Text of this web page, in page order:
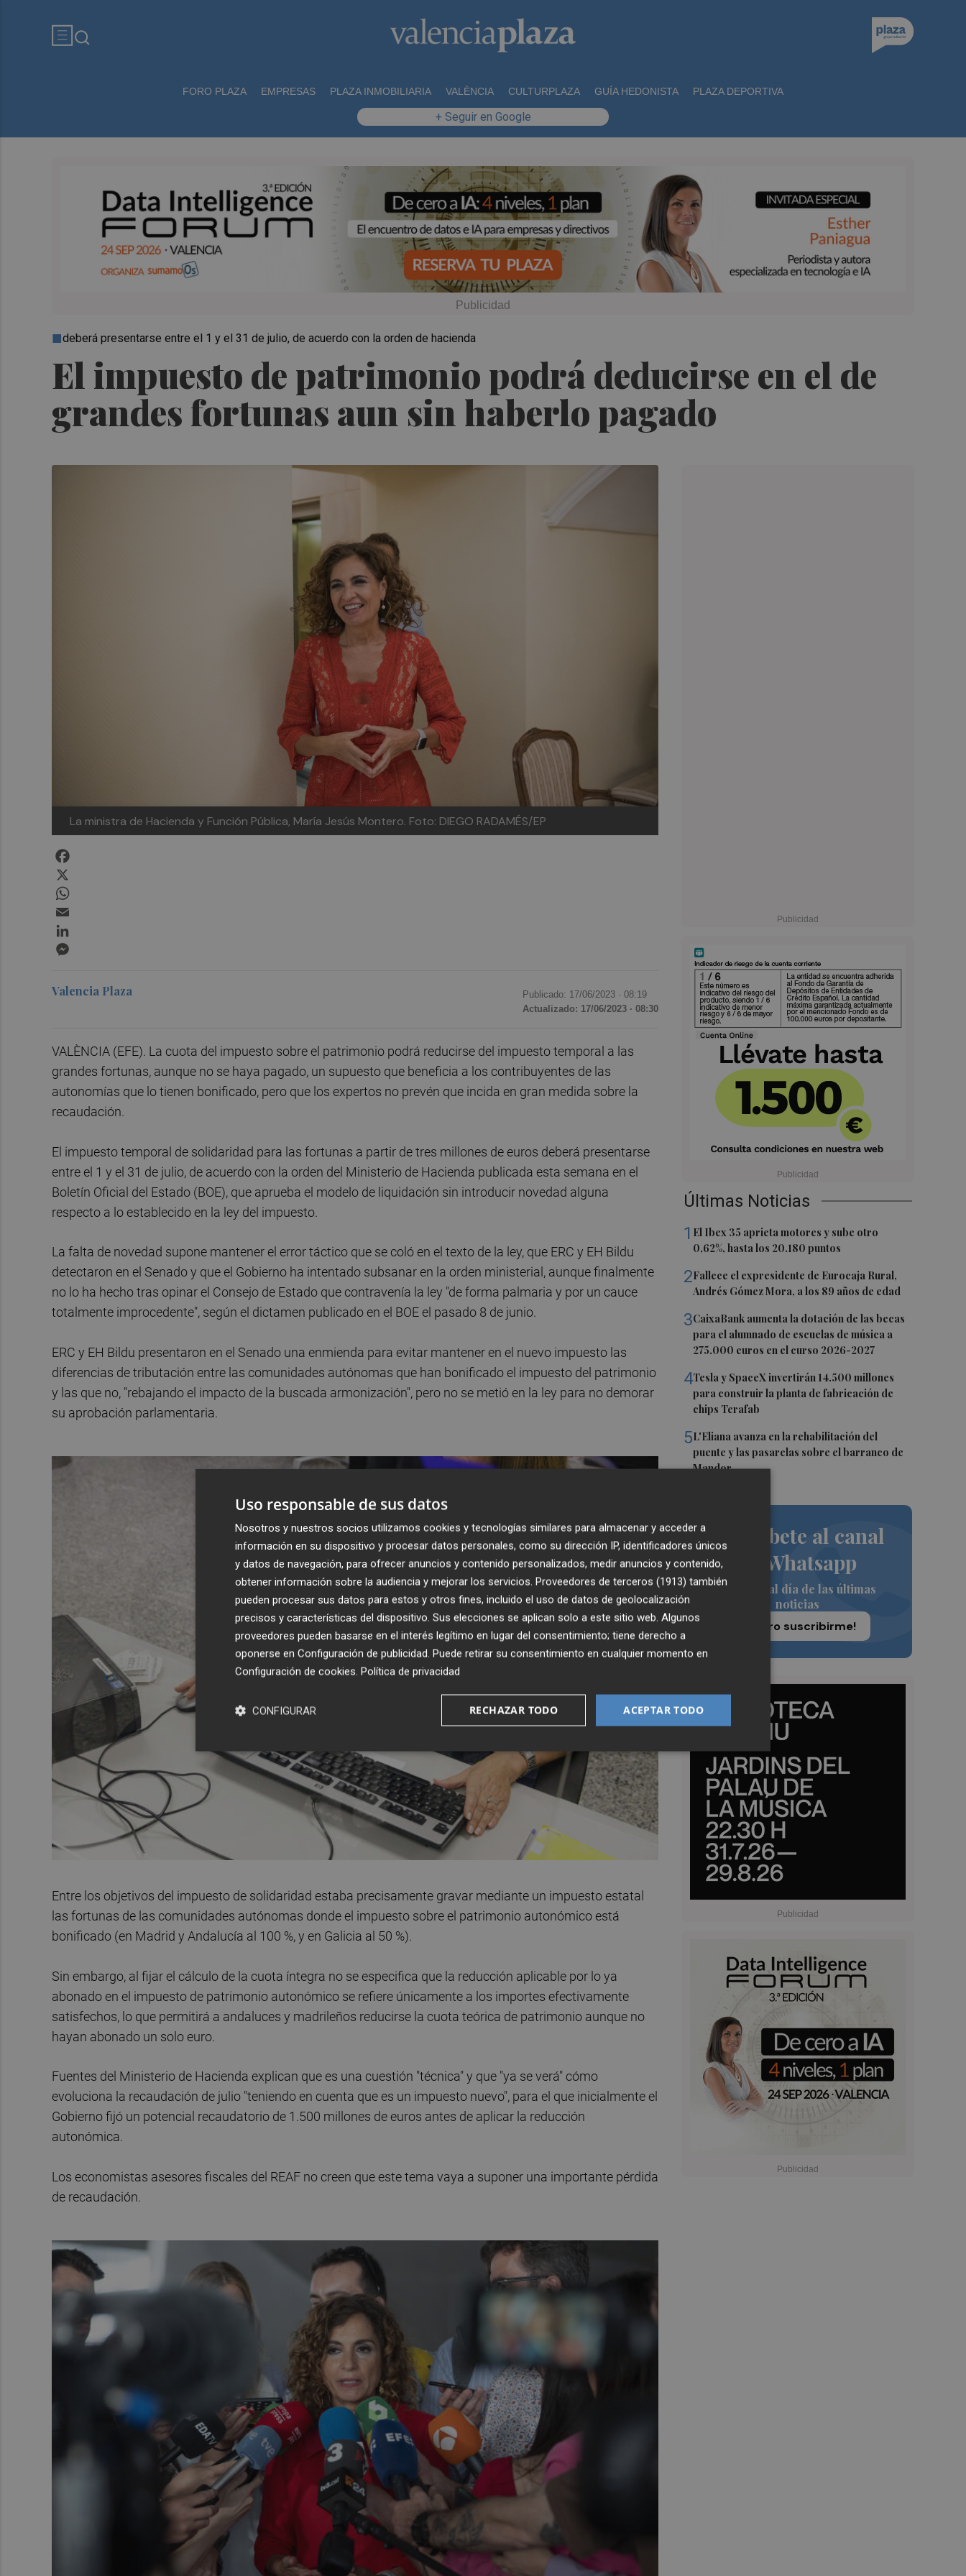
FORO PLAZA EMPRESAS PLAZA INMOBILIARIA VALÈNCIA CULTURPLAZA GUÍA HEDONISTA PLAZA DEPORTIVA
+ Seguir en Google
El impuesto de patrimonio podrá deducirse en el de
grandes fortunas aun sin haberlo pagado
deberá presentarse entre el 1 y el 31 de julio, de acuerdo con la orden de hacienda
La ministra de Hacienda y Función Pública, María Jesús Montero. Foto: DIEGO RADAMÉS/EP
Últimas Noticias
1 El Ibex 35 aprieta motores y sube otro
0,62%, hasta los 20.180 puntos
2Fallece el expresidente de Eurocaja Rural,
Andrés Gómez Mora, a los 89 años de edad
3CaixaBank aumenta la dotación de las becas
para el alumnado de escuelas de música a
275.000 euros en el curso 2026-2027
4Tesla y SpaceX invertirán 14.500 millones
para construir la planta de fabricación de
chips Terafab
5L'Eliana avanza en la rehabilitación del
puente y las pasarelas sobre el barranco de
Mandor
Suscríbete al canal
de Whatsapp
Siempre al día de las últimas
noticias
¡Quiero suscribirme!
Valencia Plaza Publicado: 17/06/2023 · 08:19
Actualizado: 17/06/2023 · 08:30
VALÈNCIA (EFE). La cuota del impuesto sobre el patrimonio podrá reducirse del impuesto temporal a las
grandes fortunas, aunque no se haya pagado, un supuesto que beneficia a los contribuyentes de las
autonomías que lo tienen bonificado, pero que los expertos no prevén que incida en gran medida sobre la
recaudación.
El impuesto temporal de solidaridad para las fortunas a partir de tres millones de euros deberá presentarse
entre el 1 y el 31 de julio, de acuerdo con la orden del Ministerio de Hacienda publicada esta semana en el
Boletín Oficial del Estado (BOE), que aprueba el modelo de liquidación sin introducir novedad alguna
respecto a lo establecido en la ley del impuesto.
La falta de novedad supone mantener el error táctico que se coló en el texto de la ley, que ERC y EH Bildu
detectaron en el Senado y que el Gobierno ha intentado subsanar en la orden ministerial, aunque finalmente
no lo ha hecho tras opinar el Consejo de Estado que contravenía la ley "de forma palmaria y por un cauce
totalmente improcedente", según el dictamen publicado en el BOE el pasado 8 de junio.
ERC y EH Bildu presentaron en el Senado una enmienda para evitar mantener en el nuevo impuesto las
diferencias de tributación entre las comunidades autónomas que han bonificado el impuesto del patrimonio
y las que no, "rebajando el impacto de la buscada armonización", pero no se metió en la ley para no demorar
su aprobación parlamentaria.
Entre los objetivos del impuesto de solidaridad estaba precisamente gravar mediante un impuesto estatal
las fortunas de las comunidades autónomas donde el impuesto sobre el patrimonio autonómico está
bonificado (en Madrid y Andalucía al 100 %, y en Galicia al 50 %).
Sin embargo, al fijar el cálculo de la cuota íntegra no se especifica que la reducción aplicable por lo ya
abonado en el impuesto de patrimonio autonómico se refiere únicamente a los importes efectivamente
satisfechos, lo que permitirá a andaluces y madrileños reducirse la cuota teórica de patrimonio aunque no
hayan abonado un solo euro.
Fuentes del Ministerio de Hacienda explican que es una cuestión "técnica" y que "ya se verá" cómo
evoluciona la recaudación de julio "teniendo en cuenta que es un impuesto nuevo", para el que inicialmente el
Gobierno fijó un potencial recaudatorio de 1.500 millones de euros antes de aplicar la reducción
autonómica.
Los economistas asesores fiscales del REAF no creen que este tema vaya a suponer una importante pérdida
de recaudación.
Uso responsable de sus datos
Nosotros y nuestros socios utilizamos cookies y tecnologías similares para almacenar y acceder a
información en su dispositivo y procesar datos personales, como su dirección IP, identificadores únicos
y datos de navegación, para ofrecer anuncios y contenido personalizados, medir anuncios y contenido,
obtener información sobre la audiencia y mejorar los servicios. Proveedores de terceros (1913) también
pueden procesar sus datos para estos y otros fines, incluido el uso de datos de geolocalización
precisos y características del dispositivo. Sus elecciones se aplican solo a este sitio web. Algunos
proveedores pueden basarse en el interés legítimo en lugar del consentimiento; tiene derecho a
oponerse en Configuración de publicidad. Puede retirar su consentimiento en cualquier momento en
Configuración de cookies. Política de privacidad
ACEPTAR TODO
RECHAZAR TODO
CONFIGURAR